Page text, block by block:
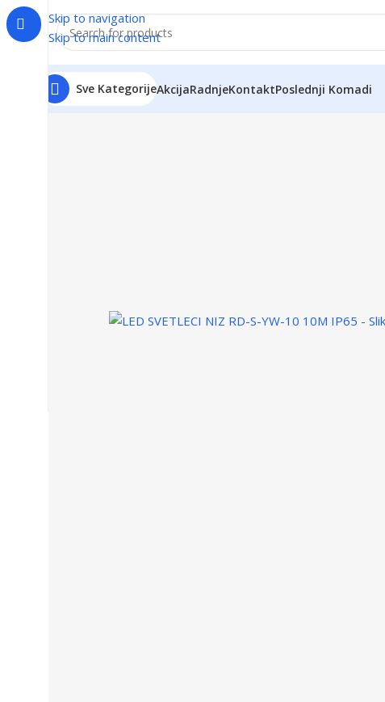
Skip to navigation
Skip to main content
Sve KategorijeAkcijaRadnjeKontaktPoslednji Komadi